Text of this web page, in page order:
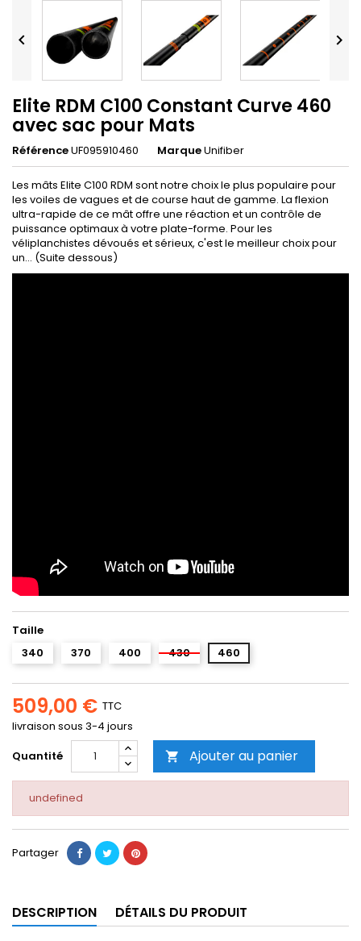
 
Elite RDM C100 Constant Curve 460
avec sac pour Mats
RéférenceUF095910460 MarqueUnifiber
Les mâts Elite C100 RDM sont notre choix le plus populaire pour
les voiles de vagues et de course haut de gamme. La flexion
ultra-rapide de ce mât offre une réaction et un contrôle de
puissance optimaux à votre plate-forme. Pour les
véliplanchistes dévoués et sérieux, c'est le meilleur choix pour
un... (Suite dessous)
Taille
340
370 400 430 460
509,00 € TTC
livraison sous 3-4 jours
Quantité
 Ajouter au panier
undefined
Partager
DESCRIPTION DÉTAILS DU PRODUIT